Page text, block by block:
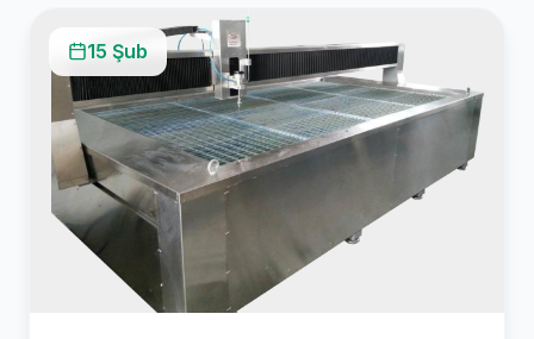
15 Şub